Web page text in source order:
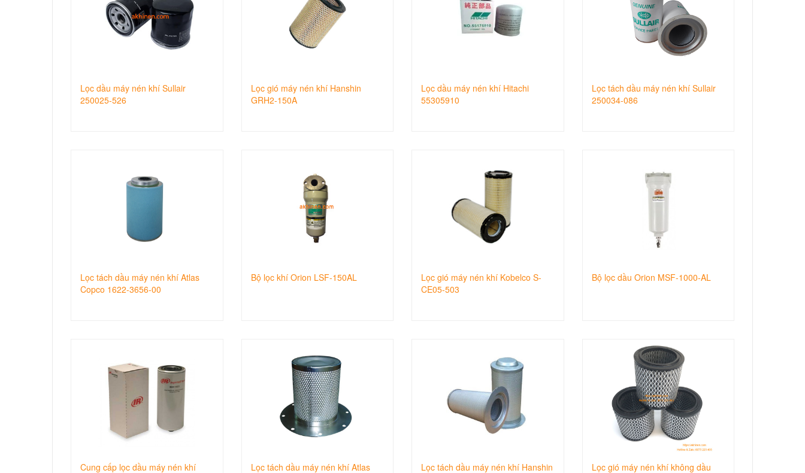
Lọc dầu máy nén khí Sullair
250025-526
Lọc gió máy nén khí Hanshin
GRH2-150A
Lọc dầu máy nén khí Hitachi
55305910
Lọc tách dầu máy nén khí Sullair
250034-086
Lọc tách dầu máy nén khí Atlas
Copco 1622-3656-00
Bộ lọc khí Orion LSF-150AL
Lọc gió máy nén khí Kobelco S-
CE05-503
Bộ lọc dầu Orion MSF-1000-AL
Cung cấp lọc dầu máy nén khí
Lọc tách dầu máy nén khí Atlas
Lọc tách dầu máy nén khí Hanshin
Lọc gió máy nén khí không dầu